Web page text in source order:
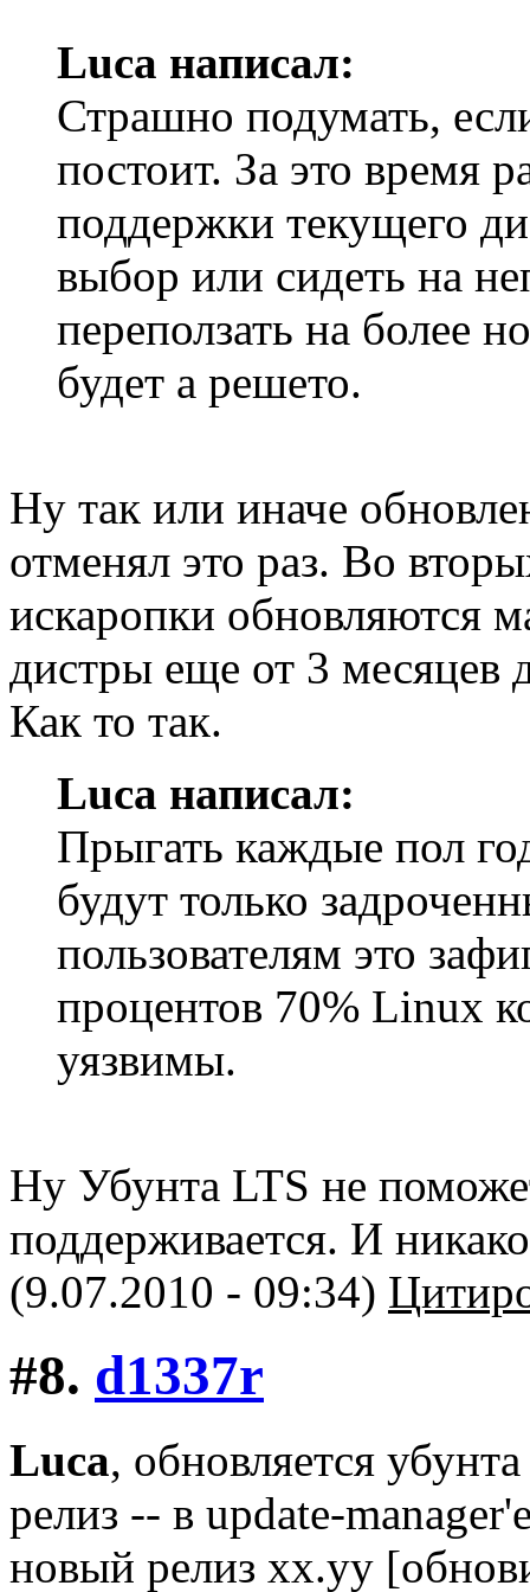
Luca написал:
Страшно подумать,
постоит. За это время
поддержки текущего
выбор или сидеть на
переползать на более
будет а решето.
Ну так или иначе
отменял это раз. Во
искаропки обновляются
дистры еще от 3 месяцев
Как то так.
Luca написал:
Прыгать каждые пол
будут только
пользователям это
процентов 70% Linux
уязвимы.
Ну Убунта LTS не
поддерживается. И
(9.07.2010 - 09:34)
#8. d1337r
Luca, обновляется
релиз -- в update-
новый релиз xx.yy